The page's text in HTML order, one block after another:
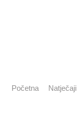
Početna Natječaji